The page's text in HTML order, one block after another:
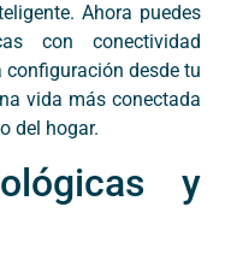
Ahora puedes
con conectividad
desde tu
vida más conectada
del hogar.
y